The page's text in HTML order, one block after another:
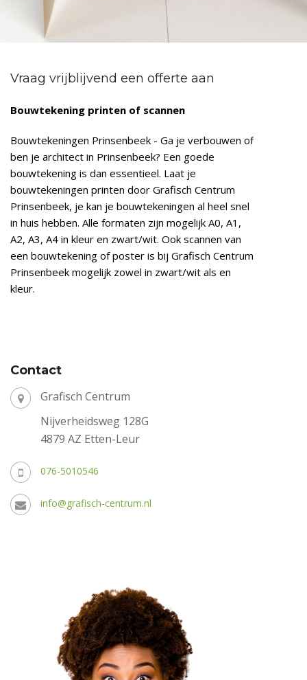
Vraag vrijblijvend een offerte aan
Bouwtekening printen of scannen
Bouwtekeningen Prinsenbeek - Ga je verbouwen of
ben je architect in Prinsenbeek? Een goede
bouwtekening is dan essentieel. Laat je
bouwtekeningen printen door Grafisch Centrum
Prinsenbeek, je kan je bouwtekeningen al heel snel
in huis hebben. Alle formaten zijn mogelijk A0, A1,
A2, A3, A4 in kleur en zwart/wit. Ook scannen van
een bouwtekening of poster is bij Grafisch Centrum
Prinsenbeek mogelijk zowel in zwart/wit als en
kleur.
Contact
Grafisch Centrum
Nijverheidsweg 128G
4879 AZ Etten-Leur
076-5010546
info@grafisch-centrum.nl